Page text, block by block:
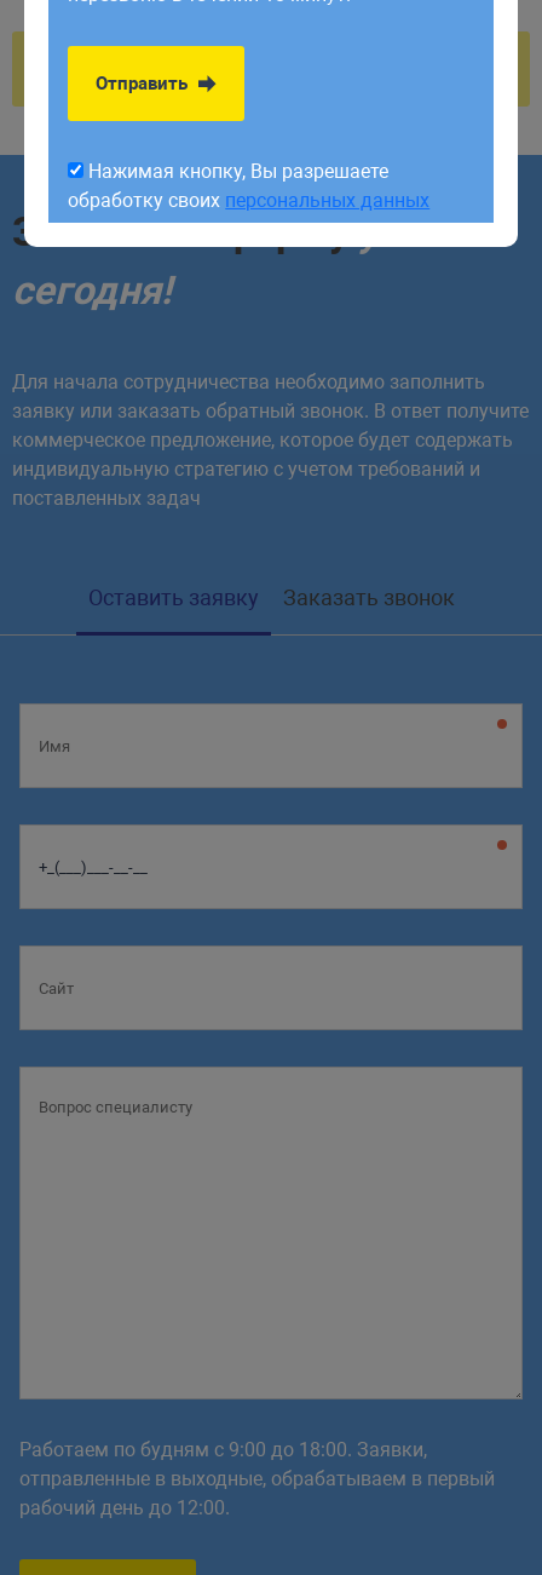
Заполните формууже
сегодня!
Для начала сотрудничества необходимо заполнить
заявку или заказать обратный звонок. В ответ получите
коммерческое предложение, которое будет содержать
индивидуальную стратегию с учетом требований и
поставленных задач
Оставить заявку Заказать звонок
Работаем по будням с 9:00 до 18:00. Заявки,
отправленные в выходные, обрабатываем в первый
рабочий день до 12:00.
обработку своихперсональных данных
Отправить
Нажимая кнопку, Вы разрешаете
обработку своих персональных данных